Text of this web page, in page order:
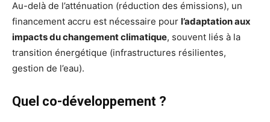
Au-delà de l’atténuation (réduction des émissions), un
financement accru est nécessaire pour l’adaptation aux
impacts du changement climatique, souvent liés à la
transition énergétique (infrastructures résilientes,
gestion de l’eau).
Quel co-développement ?